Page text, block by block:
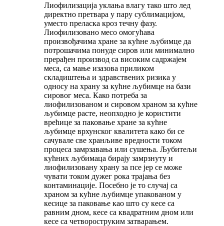
Лиофилизација уклања влагу тако што лед
директно претвара у пару сублимацијом,
уместо преласка кроз течну фазу.
Лиофилизовано месо омогућава
произвођачима хране за кућне љубимце да
потрошачима понуде сиров или минимално
прерађен производ са високим садржајем
меса, са мање изазова приликом
складиштења и здравствених ризика у
односу на храну за кућне љубимце на бази
сировог меса. Како потреба за
лиофилизованом и сировом храном за кућне
љубимце расте, неопходно је користити
врећице за паковање хране за кућне
љубимце врхунског квалитета како би се
сачувале све хранљиве вредности током
процеса замрзавања или сушења. Љубитељи
кућних љубимаца бирају замрзнуту и ​​
лиофилизовану храну за псе јер се може
чувати током дужег рока трајања без
контаминације. Посебно је то случај са
храном за кућне љубимце упакованом у
кесице за паковање као што су кесе са
равним дном, кесе са квадратним дном или
кесе са четвороструким затварањем.